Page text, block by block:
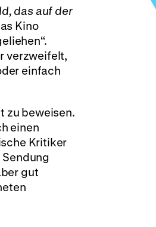
das auf der
Kino
verzweifelt,
einfach
zu beweisen.
einen
Kritiker
gut